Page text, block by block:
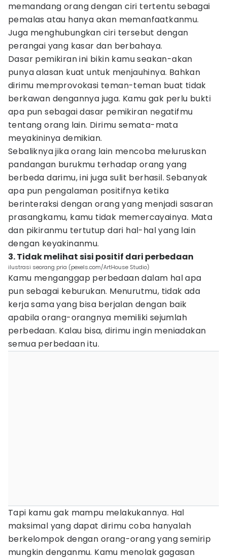
memandang orang dengan ciri tertentu sebagai
pemalas atau hanya akan memanfaatkanmu.
Juga menghubungkan ciri tersebut dengan
perangai yang kasar dan berbahaya.
Dasar pemikiran ini bikin kamu seakan-akan
punya alasan kuat untuk menjauhinya. Bahkan
dirimu memprovokasi teman-teman buat tidak
berkawan dengannya juga. Kamu gak perlu bukti
apa pun sebagai dasar pemikiran negatifmu
tentang orang lain. Dirimu semata-mata
meyakininya demikian.
Sebaliknya jika orang lain mencoba meluruskan
pandangan burukmu terhadap orang yang
berbeda darimu, ini juga sulit berhasil. Sebanyak
apa pun pengalaman positifnya ketika
berinteraksi dengan orang yang menjadi sasaran
prasangkamu, kamu tidak memercayainya. Mata
dan pikiranmu tertutup dari hal-hal yang lain
dengan keyakinanmu.
3. Tidak melihat sisi positif dari perbedaan
ilustrasi seorang pria (pexels.com/ArtHouse Studio)
Kamu menganggap perbedaan dalam hal apa
pun sebagai keburukan. Menurutmu, tidak ada
kerja sama yang bisa berjalan dengan baik
apabila orang-orangnya memiliki sejumlah
perbedaan. Kalau bisa, dirimu ingin meniadakan
semua perbedaan itu.
Tapi kamu gak mampu melakukannya. Hal
maksimal yang dapat dirimu coba hanyalah
berkelompok dengan orang-orang yang semirip
mungkin denganmu. Kamu menolak gagasan